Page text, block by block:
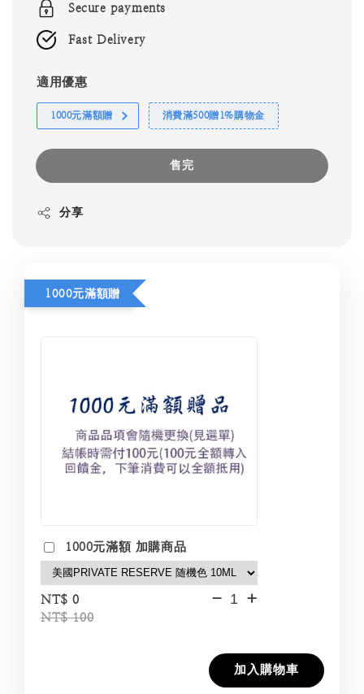
Secure payments
Fast Delivery
適用優惠
1000元滿額贈 消費滿500贈1%購物金
售完
分享
1000元滿額贈
1000元滿額 加購商品
NT$ 0
NT$ 100
- +
加入購物車